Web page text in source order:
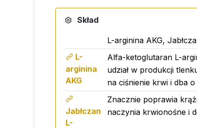
Produkt nieodpowiedni dla
Przechowywać w suchym
Przydatność
Produkt jest odpowiedni dla
Nie zawiera GMO, sacharozy
Skład
L-arginina AKG,
L-
arginina
AKG
Alfa-ketoglutaran L-
udział w produkcji
na ciśnienie krwi i dba
Jabłczan
L-
Znacznie poprawia
naczynia krwionośne i